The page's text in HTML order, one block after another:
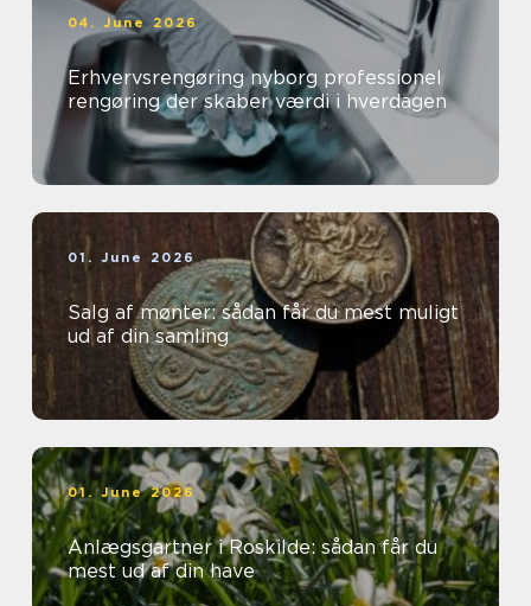
04. June 2026
Erhvervsrengøring nyborg professionel
rengøring der skaber værdi i hverdagen
01. June 2026
Salg af mønter: sådan får du mest muligt
ud af din samling
01. June 2026
Anlægsgartner i Roskilde: sådan får du
mest ud af din have